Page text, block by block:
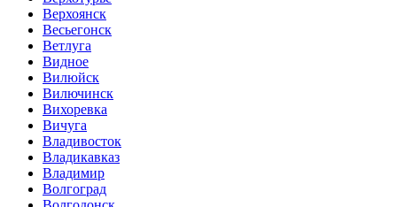
Верхоянск
Весьегонск
Ветлуга
Видное
Вилюйск
Вилючинск
Вихоревка
Вичуга
Владивосток
Владикавказ
Владимир
Волгоград